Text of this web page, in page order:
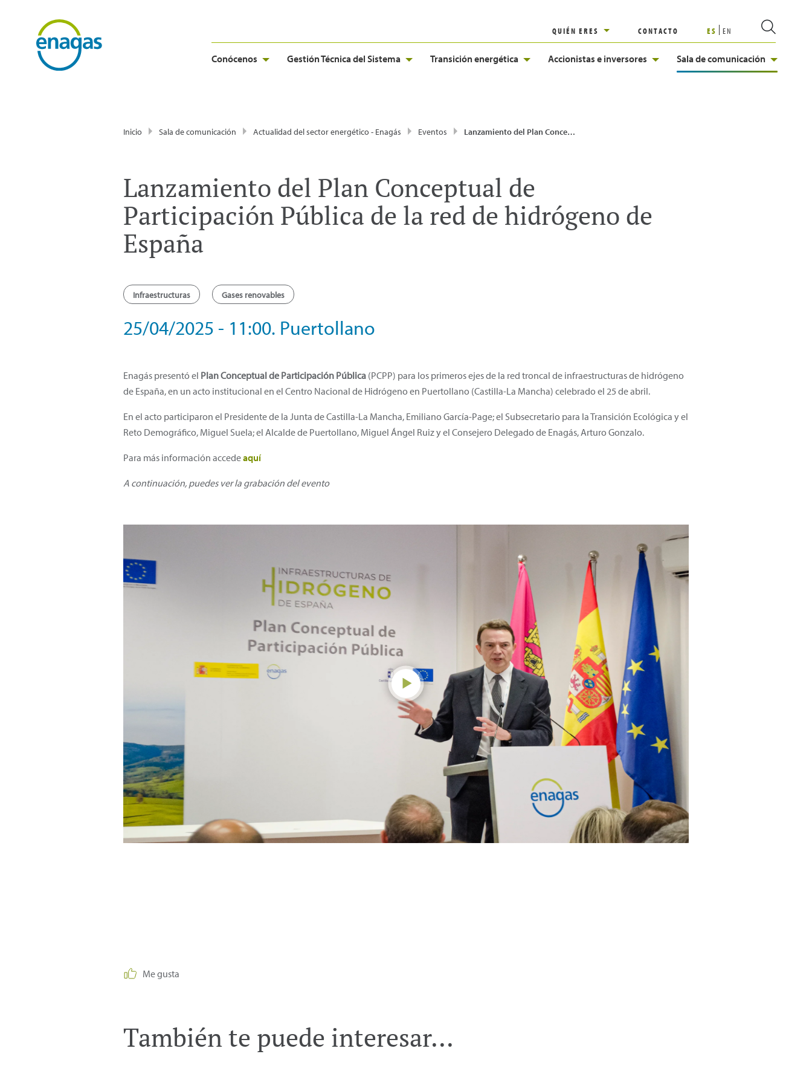
QUIÉN ERES CONTACTO ES EN
Conócenos Gestión Técnica del Sistema Transición energética Accionistas e inversores Sala de comunicación
Inicio Sala de comunicación Actualidad del sector energético - Enagás Eventos Lanzamiento del Plan Conceptual de Participación Pública de la red de hidrógeno de España
Lanzamiento del Plan Conceptual de
Participación Pública de la red de hidrógeno de
España
Infraestructuras Gases renovables
25/04/2025 - 11:00. Puertollano
Enagás presentó el Plan Conceptual de Participación Pública (PCPP) para los primeros ejes de la red troncal de infraestructuras de hidrógeno
de España, en un acto institucional en el Centro Nacional de Hidrógeno en Puertollano (Castilla-La Mancha) celebrado el 25 de abril.
En el acto participaron el Presidente de la Junta de Castilla-La Mancha, Emiliano García-Page; el Subsecretario para la Transición Ecológica y el
Reto Demográfico, Miguel Suela; el Alcalde de Puertollano, Miguel Ángel Ruiz y el Consejero Delegado de Enagás, Arturo Gonzalo.
Para más información accedeaquí
A continuación, puedes ver la grabación del evento
Me gusta
También te puede interesar...